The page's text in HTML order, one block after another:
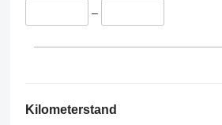
–
Kilometerstand